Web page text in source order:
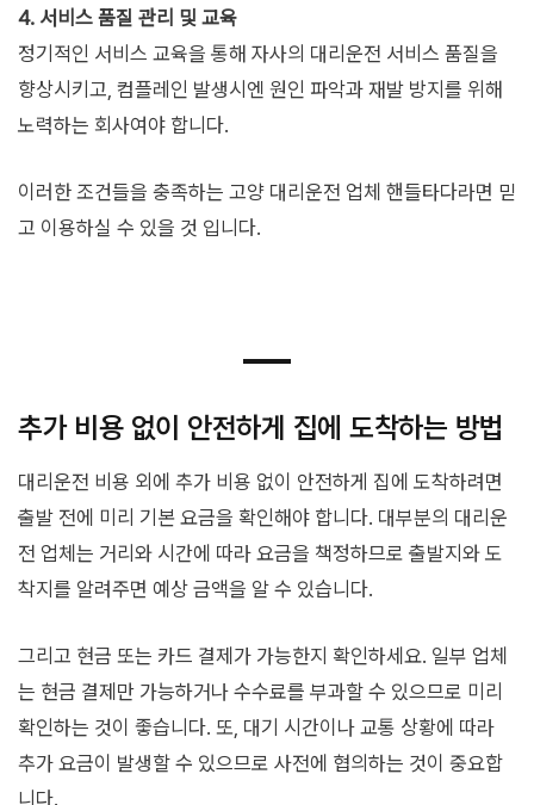
4. 서비스 품질 관리 및 교육
정기적인 서비스 교육을 통해 자사의 대리운전 서비스 품질을
향상시키고, 컴플레인 발생시엔 원인 파악과 재발 방지를 위해
노력하는 회사여야 합니다.
이러한 조건들을 충족하는 고양 대리운전 업체 핸들타다라면 믿
고 이용하실 수 있을 것 입니다.
추가 비용 없이 안전하게 집에 도착하는 방법
대리운전 비용 외에 추가 비용 없이 안전하게 집에 도착하려면
출발 전에 미리 기본 요금을 확인해야 합니다. 대부분의 대리운
전 업체는 거리와 시간에 따라 요금을 책정하므로 출발지와 도
착지를 알려주면 예상 금액을 알 수 있습니다.
그리고 현금 또는 카드 결제가 가능한지 확인하세요. 일부 업체
는 현금 결제만 가능하거나 수수료를 부과할 수 있으므로 미리
확인하는 것이 좋습니다. 또, 대기 시간이나 교통 상황에 따라
추가 요금이 발생할 수 있으므로 사전에 협의하는 것이 중요합
니다.